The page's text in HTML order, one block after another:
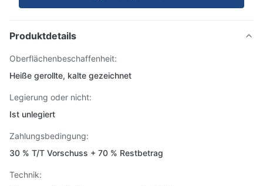
Produktdetails
Oberflächenbeschaffenheit:
Heiße gerollte, kalte gezeichnet
Legierung oder nicht:
Ist unlegiert
Zahlungsbedingung:
30 % T/T Vorschuss + 70 % Restbetrag
Technik: